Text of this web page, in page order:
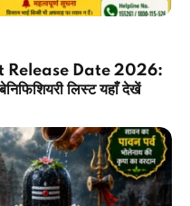
Release Date 2026:
लिस्ट यहाँ देखें